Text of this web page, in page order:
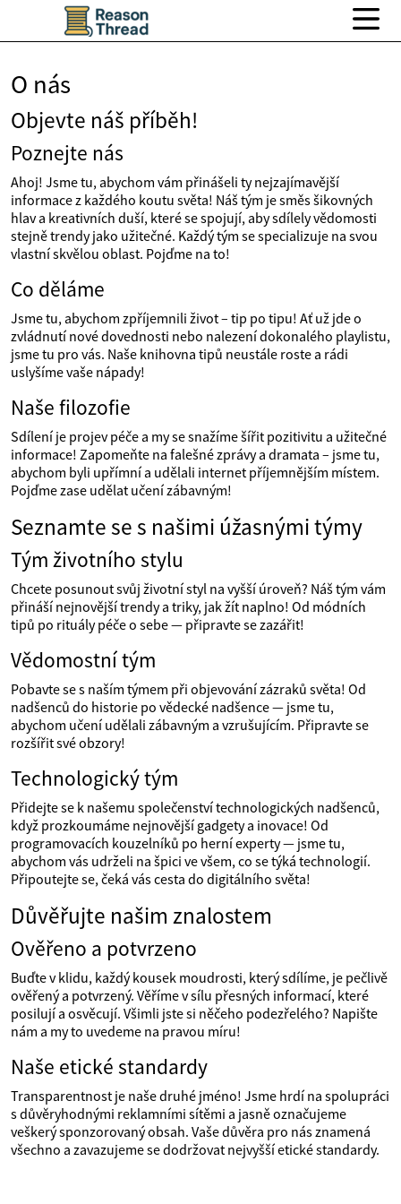
O nás
Objevte náš příběh!
Poznejte nás
Ahoj! Jsme tu, abychom vám přinášeli ty nejzajímavější
informace z každého koutu světa! Náš tým je směs šikovných
hlav a kreativních duší, které se spojují, aby sdílely vědomosti
stejně trendy jako užitečné. Každý tým se specializuje na svou
vlastní skvělou oblast. Pojďme na to!
Co děláme
Jsme tu, abychom zpříjemnili život – tip po tipu! Ať už jde o
zvládnutí nové dovednosti nebo nalezení dokonalého playlistu,
jsme tu pro vás. Naše knihovna tipů neustále roste a rádi
uslyšíme vaše nápady!
Naše filozofie
Sdílení je projev péče a my se snažíme šířit pozitivitu a užitečné
informace! Zapomeňte na falešné zprávy a dramata – jsme tu,
abychom byli upřímní a udělali internet příjemnějším místem.
Pojďme zase udělat učení zábavným!
Seznamte se s našimi úžasnými týmy
Tým životního stylu
Chcete posunout svůj životní styl na vyšší úroveň? Náš tým vám
přináší nejnovější trendy a triky, jak žít naplno! Od módních
tipů po rituály péče o sebe — připravte se zazářit!
Vědomostní tým
Pobavte se s naším týmem při objevování zázraků světa! Od
nadšenců do historie po vědecké nadšence — jsme tu,
abychom učení udělali zábavným a vzrušujícím. Připravte se
rozšířit své obzory!
Technologický tým
Přidejte se k našemu společenství technologických nadšenců,
když prozkoumáme nejnovější gadgety a inovace! Od
programovacích kouzelníků po herní experty — jsme tu,
abychom vás udrželi na špici ve všem, co se týká technologií.
Připoutejte se, čeká vás cesta do digitálního světa!
Důvěřujte našim znalostem
Ověřeno a potvrzeno
Buďte v klidu, každý kousek moudrosti, který sdílíme, je pečlivě
ověřený a potvrzený. Věříme v sílu přesných informací, které
posilují a osvěcují. Všimli jste si něčeho podezřelého? Napište
nám a my to uvedeme na pravou míru!
Naše etické standardy
Transparentnost je naše druhé jméno! Jsme hrdí na spolupráci
s důvěryhodnými reklamními sítěmi a jasně označujeme
veškerý sponzorovaný obsah. Vaše důvěra pro nás znamená
všechno a zavazujeme se dodržovat nejvyšší etické standardy.